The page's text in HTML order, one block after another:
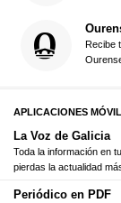
Recibe
APLICACIONES
La Voz de Galicia
Toda la información en
pierdas la actualidad
Periódico en PDF